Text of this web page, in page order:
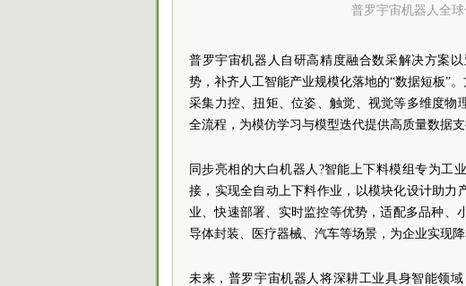
普罗宇宙机器人全球
普罗宇宙机器人自研高精度融合数采解决方案
势，补齐人工智能产业规模化落地的“数据短板”
采集力控、扭矩、位姿、触觉、视觉等多维度物
全流程，为模仿学习与模型迭代提供高质量数据
同步亮相的大白机器人?智能上下料模组专为工
接，实现全自动上下料作业，以模块化设计助
业、快速部署、实时监控等优势，适配多品种、
导体封装、医疗器械、汽车等场景，为企业实现降
未来，普罗宇宙机器人将深耕工业具身智能领